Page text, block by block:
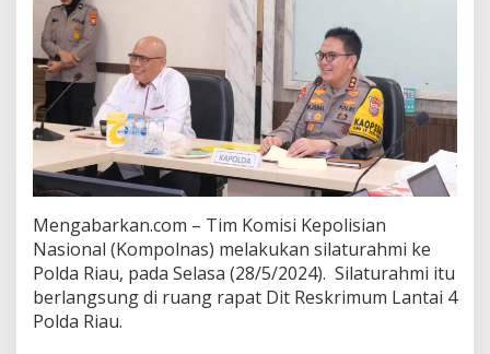
Mengabarkan.com – Tim Komisi Kepolisian
Nasional (Kompolnas) melakukan silaturahmi ke
Polda Riau, pada Selasa (28/5/2024). Silaturahmi itu
berlangsung di ruang rapat Dit Reskrimum Lantai 4
Polda Riau.